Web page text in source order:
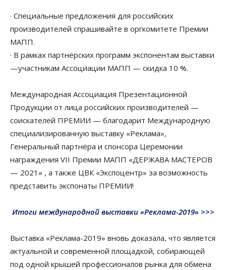
· Специальные предложения для российских
производителей спрашивайте в оргкомитете Премии
МАПП.
· В рамках партнёрских программ экспонентам выставки
—участникам Ассоциации МАПП — скидка 10 %.
Международная Ассоциация Презентационной
Продукции от лица российских производителей —
соискателей ПРЕМИИ — благодарит Международную
специализированную выставку «Реклама»,
Генеральный партнёра и спонсора Церемонии
награждения VII Премии МАПП «ДЕРЖАВА МАСТЕРОВ
— 2021» , а также ЦВК «Экспоцентр» за возможность
представить экспонаты ПРЕМИИ!
Итоги международной выставки «Реклама-2019» >>>
Выставка «Реклама-2019» вновь доказала, что является
актуальной и современной площадкой, собирающей
под одной крышей профессионалов рынка для обмена